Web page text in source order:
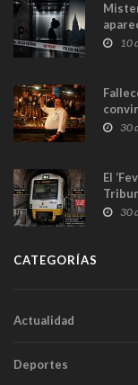
y las10
en30
El
30
CATEGORÍAS
Actualidad
Deportes